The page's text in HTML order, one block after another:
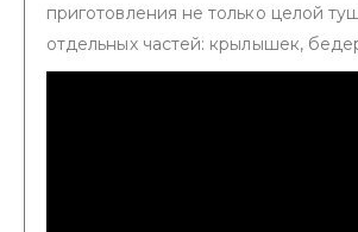
приготовления не только целой
отдельных частей: крылышек,